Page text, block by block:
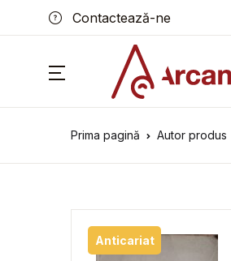
Contactează-ne
Prima pagină Autor produs
Anticariat